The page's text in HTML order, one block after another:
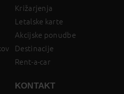
Križarjenja
Letalske karte
Akcijske ponudbe
Destinacije
Rent-a-car
KONTAKT